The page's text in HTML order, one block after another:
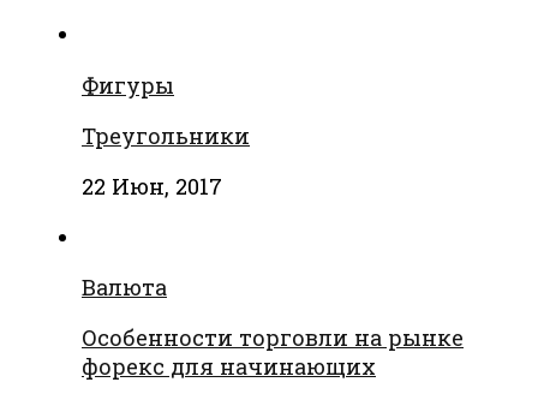
Фигуры
Треугольники
22 Июн, 2017
Валюта
Особенности торговли на рынке
форекс для начинающих